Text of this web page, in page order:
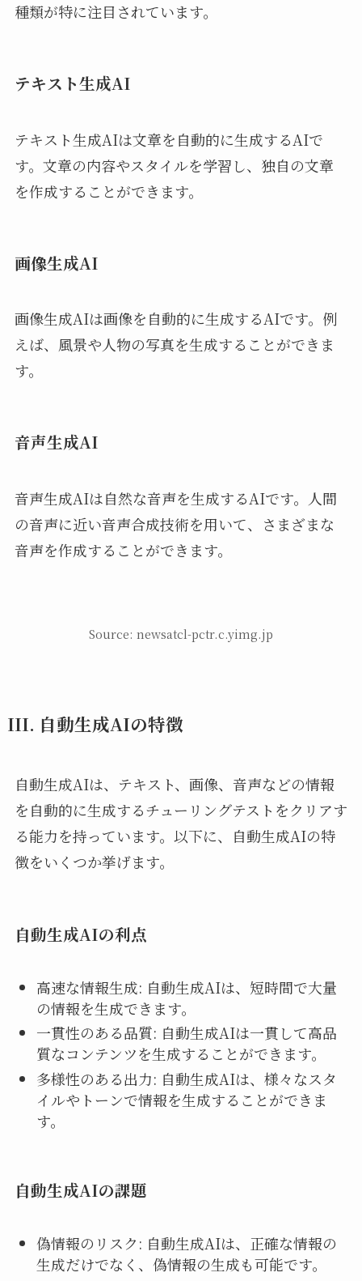
種類が特に注目されています。
テキスト生成AI
テキスト生成AIは文章を自動的に生成するAIで
す。文章の内容やスタイルを学習し、独自の文章
を作成することができます。
画像生成AI
画像生成AIは画像を自動的に生成するAIです。例
えば、風景や人物の写真を生成することができま
す。
音声生成AI
音声生成AIは自然な音声を生成するAIです。人間
の音声に近い音声合成技術を用いて、さまざまな
音声を作成することができます。
Source: newsatcl-pctr.c.yimg.jp
III. 自動生成AIの特徴
自動生成AIは、テキスト、画像、音声などの情報
を自動的に生成するチューリングテストをクリアす
る能力を持っています。以下に、自動生成AIの特
徴をいくつか挙げます。
自動生成AIの利点
高速な情報生成: 自動生成AIは、短時間で大量
の情報を生成できます。
一貫性のある品質: 自動生成AIは一貫して高品
質なコンテンツを生成することができます。
多様性のある出力: 自動生成AIは、様々なスタ
イルやトーンで情報を生成することができま
す。
自動生成AIの課題
偽情報のリスク: 自動生成AIは、正確な情報の
生成だけでなく、偽情報の生成も可能です。